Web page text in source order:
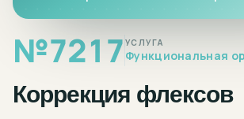
№7217УСЛУГА
Функциональная
Коррекция флексов